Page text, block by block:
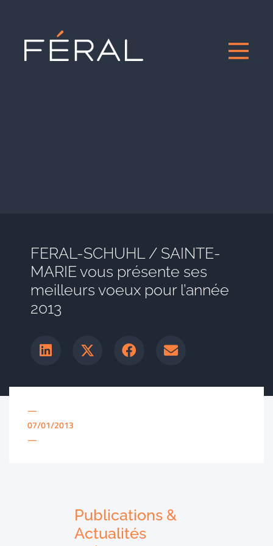
FERAL-SCHUHL / SAINTE-
MARIE vous présente ses
meilleurs voeux pour l’année
2013
—
07/01/2013
—
Publications &
Actualités